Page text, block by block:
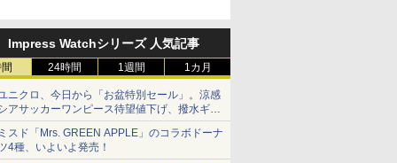
Impress Watchシリーズ 人気記事
24時間 1週間 1カ月
ニクロ、今日から「お盆特別セール」。涼感
アサッカーワンピース待望値下げ、撥水ギア
ョーツは1990円に
スド「Mrs. GREEN APPLE」のコラボドーナ
4種、いよいよ発売！